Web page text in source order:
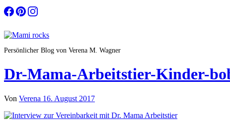
Zum
Inhalt
Persönlicher Blog von Verena M. Wagner
Dr-Mama-Arbeitstier-Kinder-
Von Verena 16. August 2017